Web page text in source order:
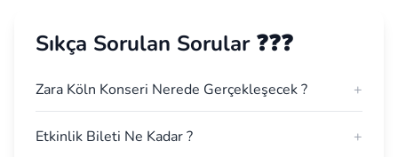
Sıkça Sorulan Sorular ❓❓❓
Zara Köln Konseri Nerede Gerçekleşecek ? +
Etkinlik Bileti Ne Kadar ? +